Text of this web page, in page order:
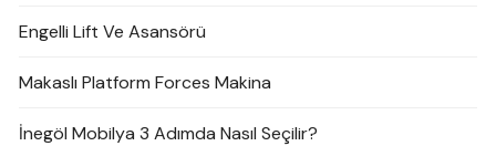
Engelli Lift Ve Asansörü
Makaslı Platform Forces Makina
İnegöl Mobilya 3 Adımda Nasıl Seçilir?